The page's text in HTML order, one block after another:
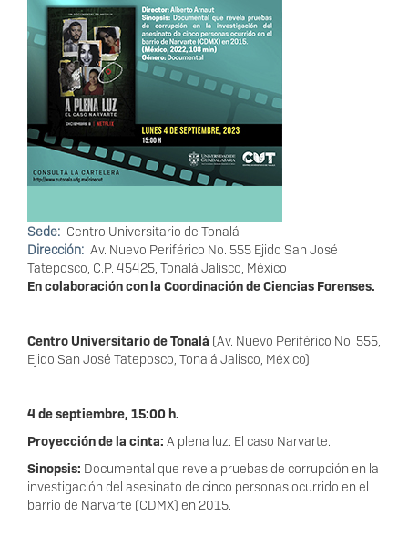
Sede
Centro Universitario de Tonalá
Dirección Av. Nuevo Periférico No. 555 Ejido San José
Tateposco, C.P. 45425, Tonalá Jalisco, México
En colaboración con la Coordinación de Ciencias Forenses.
Centro Universitario de Tonalá (Av. Nuevo Periférico No. 555,
Ejido San José Tateposco, Tonalá Jalisco, México).
4 de septiembre, 15:00 h.
Proyección de la cinta: A plena luz: El caso Narvarte.
Sinopsis: Documental que revela pruebas de corrupción en la
investigación del asesinato de cinco personas ocurrido en el
barrio de Narvarte (CDMX) en 2015.